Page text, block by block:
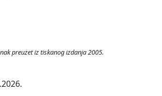
preuzet iz tiskanog izdanja 2005.